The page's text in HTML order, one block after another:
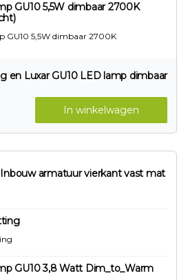
GU10 5,5W dimbaar 2700K
GU10 5,5W dimbaar 2700K
en Luxar GU10 LED lamp dimbaar
In winkelwagen
Inbouw armatuur vierkant vast mat
GU10 3,8 Watt Dim_to_Warm